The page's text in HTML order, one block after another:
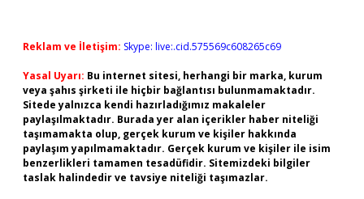
Reklam ve İletişim: Skype: live:.cid.575569c608265c69
Yasal Uyarı: Bu internet sitesi, herhangi bir marka, kurum
veya şahıs şirketi ile hiçbir bağlantısı bulunmamaktadır.
Sitede yalnızca kendi hazırladığımız makaleler
paylaşılmaktadır. Burada yer alan içerikler haber niteliği
taşımamakta olup, gerçek kurum ve kişiler hakkında
paylaşım yapılmamaktadır. Gerçek kurum ve kişiler ile isim
benzerlikleri tamamen tesadüfidir. Sitemizdeki bilgiler
taslak halindedir ve tavsiye niteliği taşımazlar.